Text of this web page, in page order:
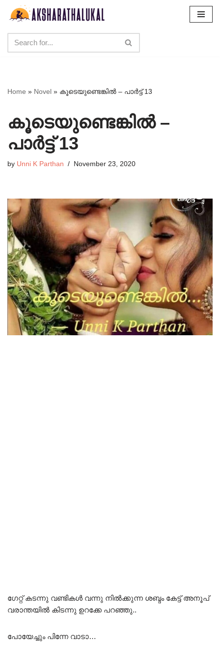
content
Home » Novel » കൂടെയുണ്ടെങ്കിൽ – പാർട്ട്‌ 13
കൂടെയുണ്ടെങ്കിൽ –
പാർട്ട്‌ 13
by Unni K Parthan November 23, 2020
ഗേറ്റ് കടന്നു വണ്ടികൾ വന്നു നിൽക്കുന്ന ശബ്ദം കേട്ട് അനൂപ്
വരാന്തയിൽ കിടന്നു ഉറക്കേ പറഞ്ഞു..
പോയേച്ചും പിന്നേ വാടാ…